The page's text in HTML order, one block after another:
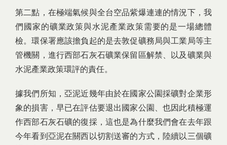
第二點，在極端氣候與全台空品紫爆連連的情況下，我
們國家的礦業政策與水泥產業政策需要的是一場總體
檢。環保署應該擔負起的是去敦促礦務局與工業局等主
管機關，進行西部石灰石礦業保留區解禁、以及礦業與
水泥產業政策環評的責任。
據我們所知，亞泥近幾年由於在國家公園採礦對企業形
象的損害，早已在評估要退出國家公園、也因此積極運
作西部石灰石礦的復採，這也是為什麼我們會在去年跟
今年看到亞泥在關西以切割送審的方式，陸續以三個礦